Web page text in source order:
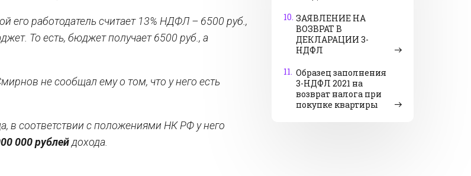
10. ЗАЯВЛЕНИЕ НА
ВОЗВРАТ В
ДЕКЛАРАЦИИ 3-
НДФЛ
11. Образец заполнения
3-НДФЛ 2021 на
возврат налога при
покупке квартиры
его работодатель считает 13% НДФЛ – 6500 руб.,
То есть, бюджет получает 6500 руб., а
не сообщал ему о том, что у него есть
в соответствии с положениями НК РФ у него
000 рублейдохода.